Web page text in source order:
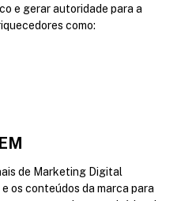
e gerar autoridade para a
como:
de Marketing Digital
os conteúdos da marca para